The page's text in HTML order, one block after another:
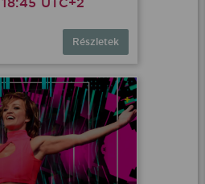
Részletek